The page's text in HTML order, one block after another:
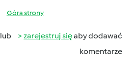
Góra strony
lub zarejestruj sięaby dodawać
komentarze